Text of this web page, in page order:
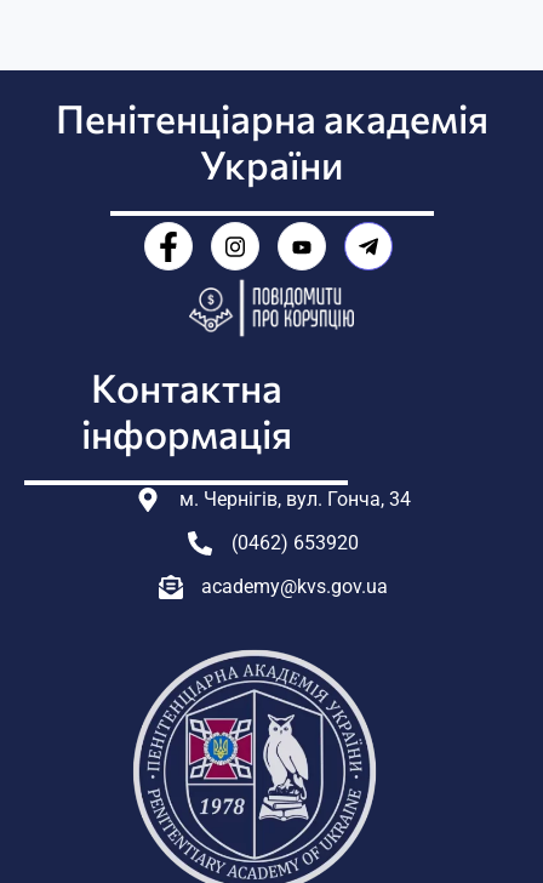
Пенітенціарна академія
України
Контактна
інформація
м. Чернігів, вул. Гонча, 34
(0462) 653920
academy@kvs.gov.ua